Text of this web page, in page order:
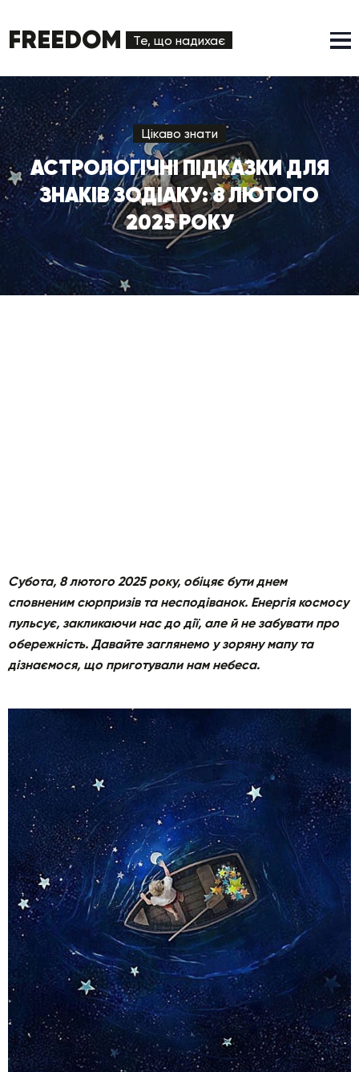
FREEDOM Те, що надихає
Цікаво знати
АСТРОЛОГІЧНІ ПІДКАЗКИ ДЛЯ
ЗНАКІВ ЗОДІАКУ: 8 ЛЮТОГО
2025 РОКУ
Субота, 8 лютого 2025 року, обіцяє бути днем
сповненим сюрпризів та несподіванок. Енергія космосу
пульсує, закликаючи нас до дії, але й не забувати про
обережність. Давайте заглянемо у зоряну мапу та
дізнаємося, що приготували нам небеса.